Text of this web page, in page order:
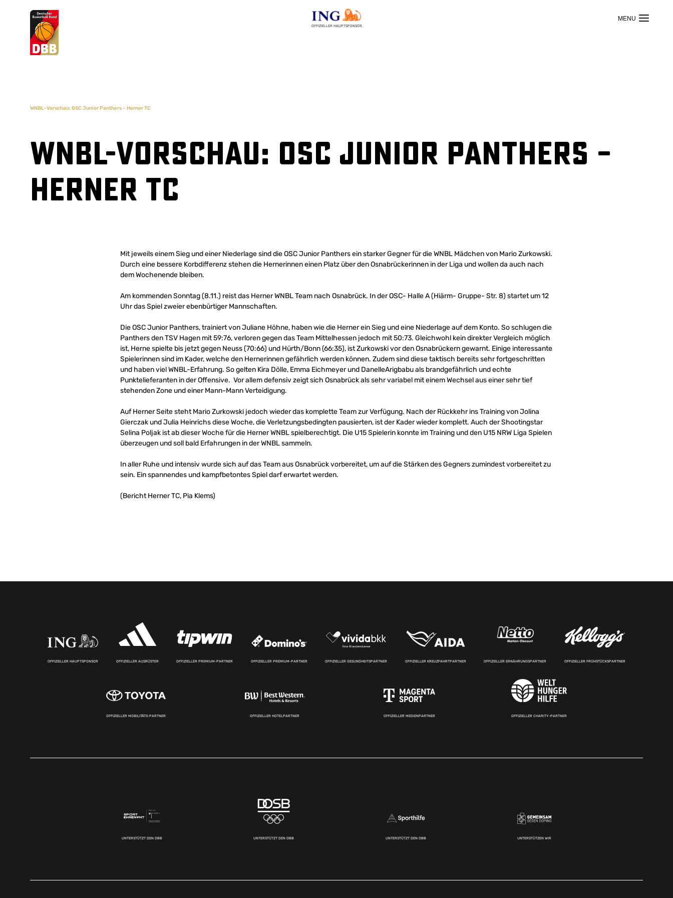
OFFIZIELLER HAUPTSPONSOR
Suchvorschläge
WNBL-Vorschau: OSC Junior Panthers – Herner TC
WNBL-Vorschau: OSC Junior Panthers –
Herner TC
Mit jeweils einem Sieg und einer Niederlage sind die OSC Junior Panthers ein starker Gegner für die WNBL Mädchen von Mario Zurkowski.
Durch eine bessere Korbdifferenz stehen die Hernerinnen einen Platz über den Osnabrückerinnen in der Liga und wollen da auch nach
dem Wochenende bleiben.
Am kommenden Sonntag (8.11.) reist das Herner WNBL Team nach Osnabrück. In der OSC- Halle A (Hiärm- Gruppe- Str. 8) startet um 12
Uhr das Spiel zweier ebenbürtiger Mannschaften.
Die OSC Junior Panthers, trainiert von Juliane Höhne, haben wie die Herner ein Sieg und eine Niederlage auf dem Konto. So schlugen die
Panthers den TSV Hagen mit 59:76, verloren gegen das Team Mittelhessen jedoch mit 50:73. Gleichwohl kein direkter Vergleich möglich
ist, Herne spielte bis jetzt gegen Neuss (70:66) und Hürth/Bonn (66:35), ist Zurkowski vor den Osnabrückern gewarnt. Einige interessante
Spielerinnen sind im Kader, welche den Hernerinnen gefährlich werden können. Zudem sind diese taktisch bereits sehr fortgeschritten
und haben viel WNBL-Erfahrung. So gelten Kira Dölle, Emma Eichmeyer und DanelleArigbabu als brandgefährlich und echte
Punktelieferanten in der Offensive. Vor allem defensiv zeigt sich Osnabrück als sehr variabel mit einem Wechsel aus einer sehr tief
stehenden Zone und einer Mann-Mann Verteidigung.
Auf Herner Seite steht Mario Zurkowski jedoch wieder das komplette Team zur Verfügung. Nach der Rückkehr ins Training von Jolina
Gierczak und Julia Heinrichs diese Woche, die Verletzungsbedingten pausierten, ist der Kader wieder komplett. Auch der Shootingstar
Selina Poljak ist ab dieser Woche für die Herner WNBL spielberechtigt. Die U15 Spielerin konnte im Training und den U15 NRW Liga Spielen
überzeugen und soll bald Erfahrungen in der WNBL sammeln.
In aller Ruhe und intensiv wurde sich auf das Team aus Osnabrück vorbereitet, um auf die Stärken des Gegners zumindest vorbereitet zu
sein. Ein spannendes und kampfbetontes Spiel darf erwartet werden.
(Bericht Herner TC, Pia Klems)
OFFIZIELLER HAUPTSPONSOR OFFIZIELLER AUSRÜSTER OFFIZIELLER PREMIUM-PARTNER OFFIZIELLER PREMIUM-PARTNER OFFIZIELLER GESUNDHEITSPARTNER OFFIZIELLER KREUZFAHRTPARTNER OFFIZIELLER ERNÄHRUNGSPARTNER OFFIZIELLER FRÜHSTÜCKSPARTNER
OFFIZIELLER MOBILITÄTS-PARTNER OFFIZIELLER HOTELPARTNER OFFIZIELLER MEDIENPARTNER OFFIZIELLER CHARITY-PARTNER
UNTERSTÜTZT DEN DBB UNTERSTÜTZT DEN DBB UNTERSTÜTZT DEN DBB UNTERSTÜTZEN WIR